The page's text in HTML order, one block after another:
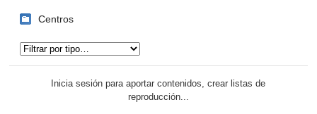
Centros
Inicia sesión para aportar contenidos, crear listas de
reproducción...